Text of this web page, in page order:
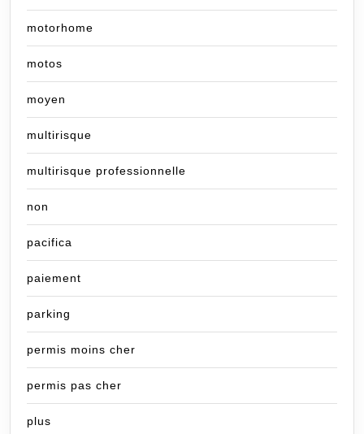
motorhome
motos
moyen
multirisque
multirisque professionnelle
non
pacifica
paiement
parking
permis moins cher
permis pas cher
plus